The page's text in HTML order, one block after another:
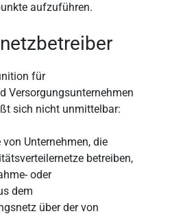
aufzuführen.
für
Versorgungsunternehmen
sich nicht unmittelbar:
Unternehmen, die
betreiben,
oder
dem
über der von